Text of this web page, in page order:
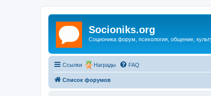
Socioniks.org
Соционика форум, психология, общение,
Ссылки Награды FAQ
Список форумов